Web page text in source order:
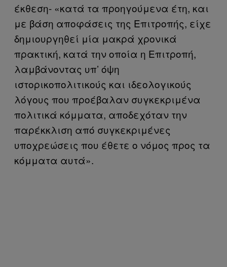
έκθεση- «κατά τα προηγούμενα έτη, και
με βάση αποφάσεις της Επιτροπής, είχε
δημιουργηθεί μία μακρά χρονικά
πρακτική, κατά την οποία η Επιτροπή,
λαμβάνοντας υπ’ όψη
ιστορικοπολιτικούς και ιδεολογικούς
λόγους που προέβαλαν συγκεκριμένα
πολιτικά κόμματα, αποδεχόταν την
παρέκκλιση από συγκεκριμένες
υποχρεώσεις που έθετε ο νόμος προς τα
κόμματα αυτά».